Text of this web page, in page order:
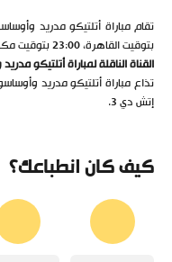
بتوقيت القاهرة، 23:00 بتوقيت مكة المكرمة، 20:00 بتوقيت جرينتش.
القناة الناقلة لمباراة أتلتيكو
تذاع مباراة أتلتيكو مدريد
إتش دي 3.
كيف كان انطباعك؟